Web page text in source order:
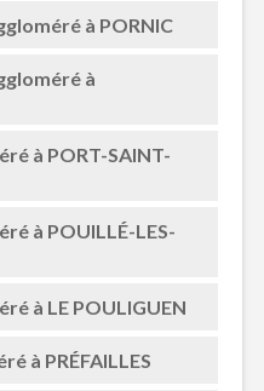
à PORNIC
à
à PORT-SAINT-
à POUILLÉ-LES-
à LE POULIGUEN
à PRÉFAILLES